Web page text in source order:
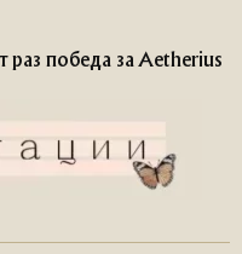
раз победа за Aetherius